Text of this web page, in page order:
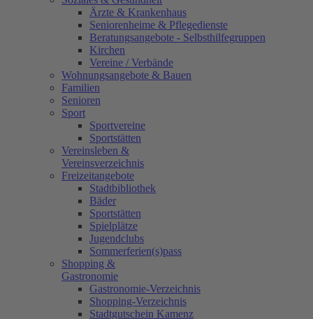
Ärzte & Krankenhaus
Seniorenheime & Pflegedienste
Beratungsangebote - Selbsthilfegruppen
Kirchen
Vereine / Verbände
Wohnungsangebote & Bauen
Familien
Senioren
Sport
Sportvereine
Sportstätten
Vereinsleben &
Vereinsverzeichnis
Freizeitangebote
Stadtbibliothek
Bäder
Sportstätten
Spielplätze
Jugendclubs
Sommerferien(s)pass
Shopping &
Gastronomie
Gastronomie-Verzeichnis
Shopping-Verzeichnis
Stadtgutschein Kamenz